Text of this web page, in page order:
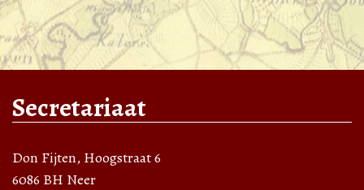
Secretariaat
Don Fijten, Hoogstraat 6
6086 BH Neer